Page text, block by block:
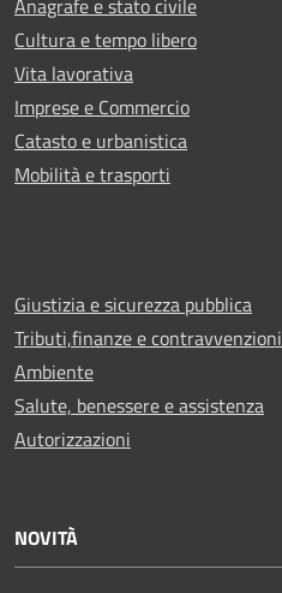
Cultura e tempo libero
Vita lavorativa
Imprese e Commercio
Catasto e urbanistica
Mobilità e trasporti
Giustizia e sicurezza pubblica
Tributi,finanze e contravvenzioni
Ambiente
Salute, benessere e assistenza
Autorizzazioni
NOVITÀ